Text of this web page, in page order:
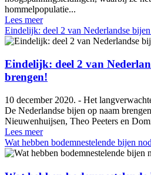
hommelpopulatie...
Lees meer
Eindelijk: deel 2 van Nederlandse
Eindelijk: deel 2 van
brengen!
10 december 2020. - Het
De Nederlandse bijen op naam
Nieuwenhuijsen, Theo Peeters en
Lees meer
Wat hebben bodemnestelende bijen